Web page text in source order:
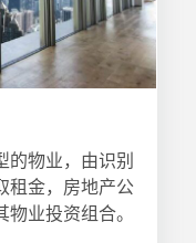
的物业，由识别
租金，房地产公
业投资组合。